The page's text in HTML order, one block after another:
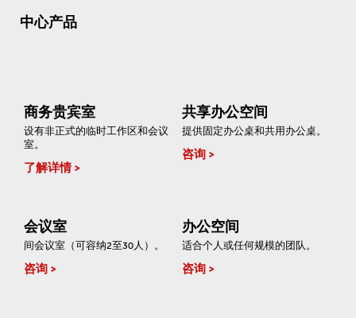
中心产品
商务贵宾室
设有非正式的临时工作区和会议
室。
了解详情
共享办公空间
提供固定办公桌和共用办公桌。
咨询
会议室
间会议室（可容纳2至30人）。
咨询
办公空间
适合个人或任何规模的团队。
咨询